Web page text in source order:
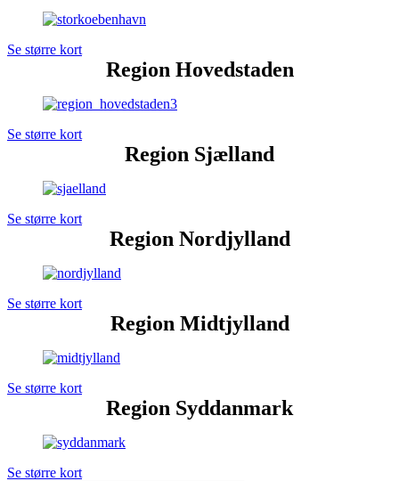
Se større kort
Region Hovedstaden
Se større kort
Region Sjælland
Se større kort
Region Nordjylland
Se større kort
Region Midtjylland
Se større kort
Region Syddanmark
Se større kort